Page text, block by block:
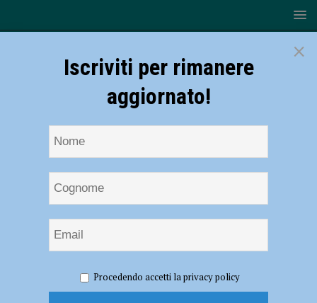
il Premio Danza&Danza migliore produzione italiana 2017 al Teatro
Filodrammatici l’8 febbraio
×
Iscriviti per rimanere
aggiornato!
Procedendo accetti la privacy policy